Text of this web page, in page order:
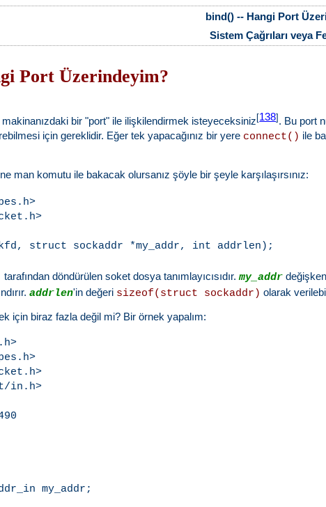
bind() -- Hangi Port
Sistem Çağrıları veya
Port Üzerindeyim?
bir "port" ile ilişkilendirmek isteyeceksiniz 138 . Bu port
için gereklidir. Eğer tek yapacağınız bir yere connect() ile
man komutu ile bakacak olursanız şöyle bir şeyle karşılaşırsınız:
tarafından döndürülen soket dosya tanımlayıcısıdır.my_addr
addrlen'in değeri sizeof(struct sockaddr) olarak
için biraz fazla değil mi? Bir örnek yapalım:
in.h>
my_addr;